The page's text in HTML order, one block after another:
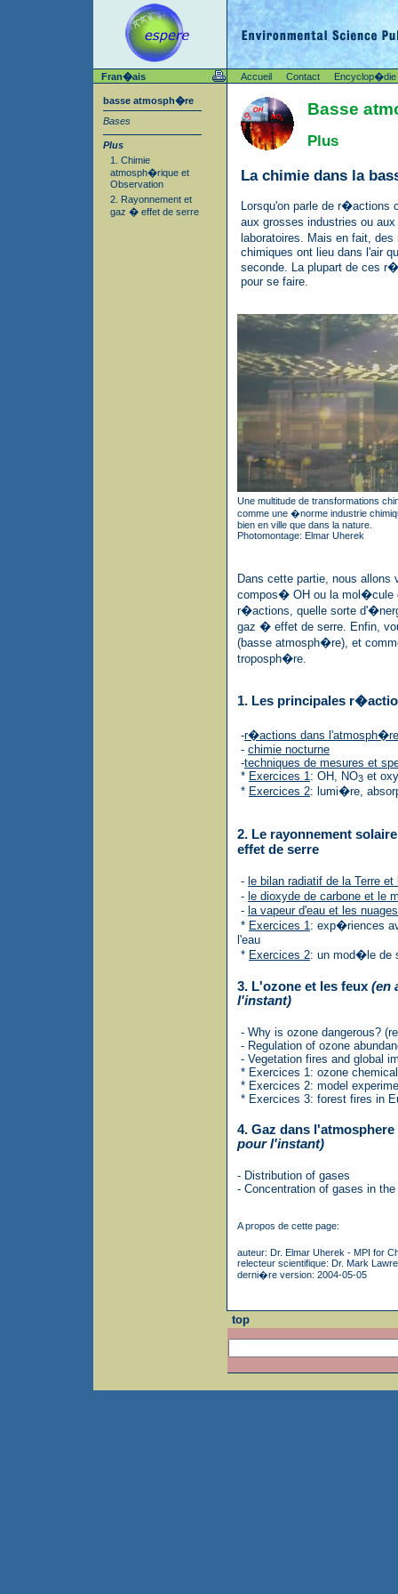
Fran�ais Accueil Contact Encyclop�die
basse atmosph�re
Bases
Plus
1. Chimie
atmosph�rique et
Observation
2. Rayonnement et
gaz � effet de serre
Basse
Plus
La chimie dans la
Lorsqu'on parle de r�actions
aux grosses industries ou
laboratoires. Mais en fait,
chimiques ont lieu dans l'air
seconde. La plupart de ces
pour se faire.
Une multitude de transformations
comme une �norme industrie
bien en ville que dans la nature.
Photomontage: Elmar Uherek
Dans cette partie, nous
compos� OH ou la mol�cule
r�actions, quelle sorte
gaz � effet de serre. Enfin,
(basse atmosph�re), et
troposph�re.
1. Les principales
-r�actions dans l'atmosph�re
- chimie nocturne
-techniques de mesures et
* Exercices 1 : OH, NO3 et
* Exercices 2: lumi�re,
2. Le rayonnement
effet de serre
- le bilan radiatif de la Terre
- le dioxyde de carbone et le
- la vapeur d'eau et les nuages
* Exercices 1 : exp�riences
l'eau
* Exercices 2: un mod�le de
3. L'ozone et les feux (en
l'instant)
- Why is ozone dangerous?
- Regulation of ozone
- Vegetation fires and global
* Exercices 1: ozone
* Exercices 2: model
* Exercices 3: forest fires in
4. Gaz dans l'atmosphere
pour l'instant)
- Distribution of gases
- Concentration of gases in the
A propos de cette page:
auteur: Dr. Elmar Uherek - MPI for
relecteur scientifique: Dr. Mark
derni�re version: 2004-05-05
top